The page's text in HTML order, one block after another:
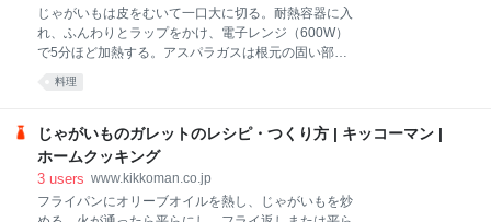
じゃがいもは皮をむいて一口大に切る。耐熱容器に入
れ、ふんわりとラップをかけ、電子レンジ（600W）
で5分ほど加熱する。アスパラガスは根元の固い部分
を切り、筋を取って3cm長さの斜め切りにする。鶏肉
は一口大に切り、しょうゆと酒をもみ込んで片栗粉を
料理
じゃがいものガレットのレシピ・つくり方 | キッコーマン |
ホームクッキング
3 users www.kikkoman.co.jp
フライパンにオリーブオイルを熱し、じゃがいもを炒